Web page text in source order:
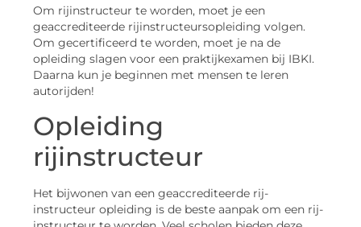
Om rijinstructeur te worden, moet je een
geaccrediteerde rijinstructeursopleiding volgen.
Om gecertificeerd te worden, moet je na de
opleiding slagen voor een praktijkexamen bij IBKI.
Daarna kun je beginnen met mensen te leren
autorijden!
Opleiding
rijinstructeur
Het bijwonen van een geaccrediteerde rij-
instructeur opleiding is de beste aanpak om een rij-